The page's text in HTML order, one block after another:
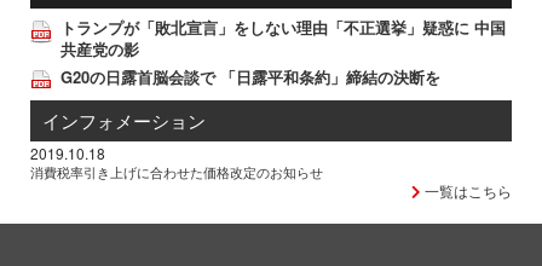
トランプが「敗北宣言」をしない理由「不正選挙」疑惑に 中国
共産党の影
G20の日露首脳会談で 「日露平和条約」締結の決断を
インフォメーション
2019.10.18
消費税率引き上げに合わせた価格改定のお知らせ
一覧はこちら